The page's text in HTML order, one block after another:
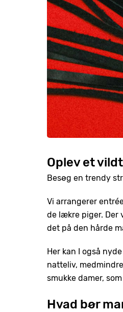
Oplev et
Besøg en trendy
Vi arrangerer
de lækre piger. Der
det på den hårde
Her kan I også
natteliv,
smukke damer,
Hvad bør